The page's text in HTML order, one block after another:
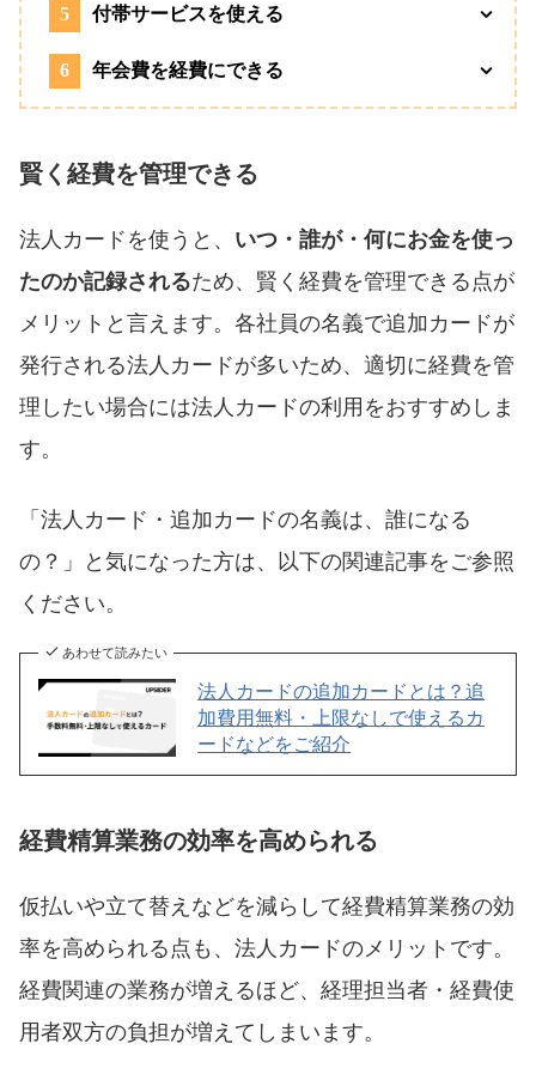
5 付帯サービスを使える
6 年会費を経費にできる
賢く経費を管理できる
法人カードを使うと、 いつ・誰が・何にお金を使っ
たのか記録されるため、賢く経費を管理できる点が
メリットと言えます。各社員の名義で追加カードが
発行される法人カードが多いため、適切に経費を管
理したい場合には法人カードの利用をおすすめしま
す。
「法人カード・追加カードの名義は、誰になる
の？」と気になった方は、以下の関連記事をご参照
ください。
あわせて読みたい
法人カードの追加カードとは？追
加費用無料・上限なしで使えるカ
ードなどをご紹介
経費精算業務の効率を高められる
仮払いや立て替えなどを減らして経費精算業務の効
率を高められる点も、法人カードのメリットです。
経費関連の業務が増えるほど、経理担当者・経費使
用者双方の負担が増えてしまいます。